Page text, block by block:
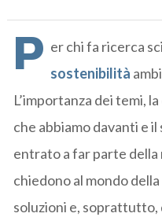
P er chi fa ricerca
sostenibilità
L’importanza dei temi,
che abbiamo davanti e
entrato a far parte
chiedono al mondo
soluzioni e, soprattutto,